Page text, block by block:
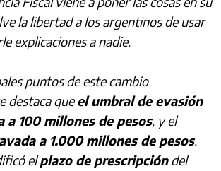
la libertad a los argentinos de usar
explicaciones a nadie.
puntos de este cambio
destaca queel umbral de evasión
a 100 millones de pesos, y el
a 1.000 millones de pesos.
elplazo de prescripcióndel